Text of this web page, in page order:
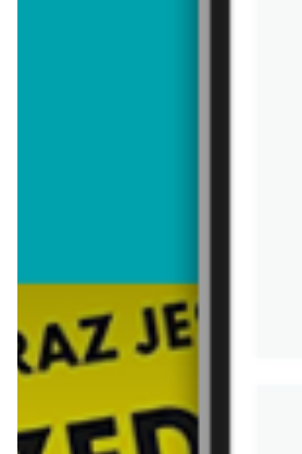
Trafiłeś na
Zobacz aktualne